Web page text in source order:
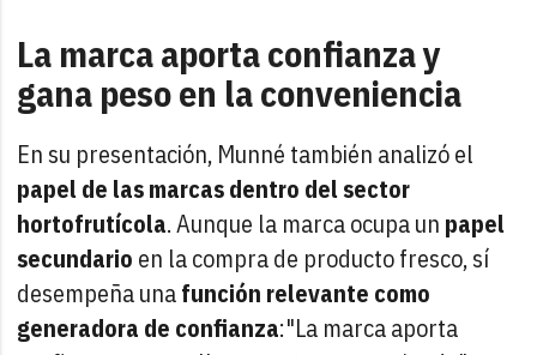
La marca aporta confianza y
gana peso en la conveniencia
En su presentación, Munné también analizó el
papel de las marcas dentro del sector
hortofrutícola. Aunque la marca ocupa un papel
secundario en la compra de producto fresco, sí
desempeña unafunción relevante como
generadora de confianza:"La marca aporta